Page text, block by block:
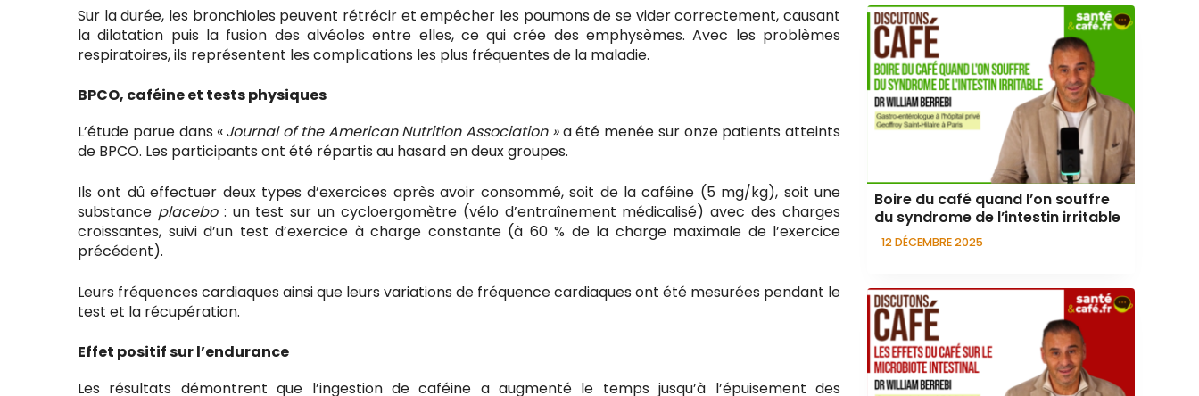
Sur la durée, les bronchioles peuvent rétrécir et empêcher les poumons de se vider correctement, causant
la dilatation puis la fusion des alvéoles entre elles, ce qui crée des emphysèmes. Avec les problèmes
respiratoires, ils représentent les complications les plus fréquentes de la maladie.
BPCO, caféine et tests physiques
L’étude parue dans «Journal of the American Nutrition Association »a été menée sur onze patients atteints
de BPCO. Les participants ont été répartis au hasard en deux groupes.
Ils ont dû effectuer deux types d’exercices après avoir consommé, soit de la caféine (5 mg/kg), soit une
substance placebo: un test sur un cycloergomètre (vélo d’entraînement médicalisé) avec des charges
croissantes, suivi d’un test d’exercice à charge constante (à 60 % de la charge maximale de l’exercice
précédent).
Leurs fréquences cardiaques ainsi que leurs variations de fréquence cardiaques ont été mesurées pendant le
test et la récupération.
Effet positif sur l’endurance
Les résultats démontrent que l’ingestion de caféine a augmenté le temps jusqu’à l’épuisement des
Boire du café quand l’on souffre
du syndrome de l’intestin irritable
12 DÉCEMBRE 2025